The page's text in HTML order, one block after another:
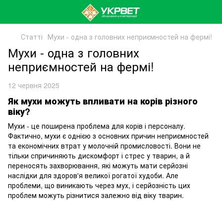
Статті Мухи - одна з головних неприємностей на фермі!
Мухи - одна з головних
неприємностей на фермі!
12 червня 2025
Як мухи можуть впливати на корів різного
віку?
Мухи - це поширена проблема для корів і персоналу.
Фактично, мухи є однією з основних причин неприємностей
та економічних втрат у молочній промисловості. Вони не
тільки спричиняють дискомфорт і стрес у тварин, а й
переносять захворювання, які можуть мати серйозні
наслідки для здоров'я великої рогатої худоби. Але
проблеми, що виникають через мух, і серйозність цих
проблем можуть різнитися залежно від віку тварин.